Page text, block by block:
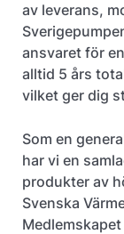
av leverans,
ansvaret för
alltid 5 års
vilket ger dig
Som en
har vi en
produkter av
Svenska